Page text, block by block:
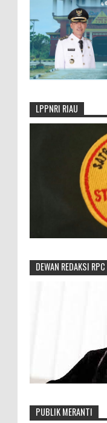
LPPNRI RIAU
DEWAN REDAKSI RPC
PUBLIK MERANTI